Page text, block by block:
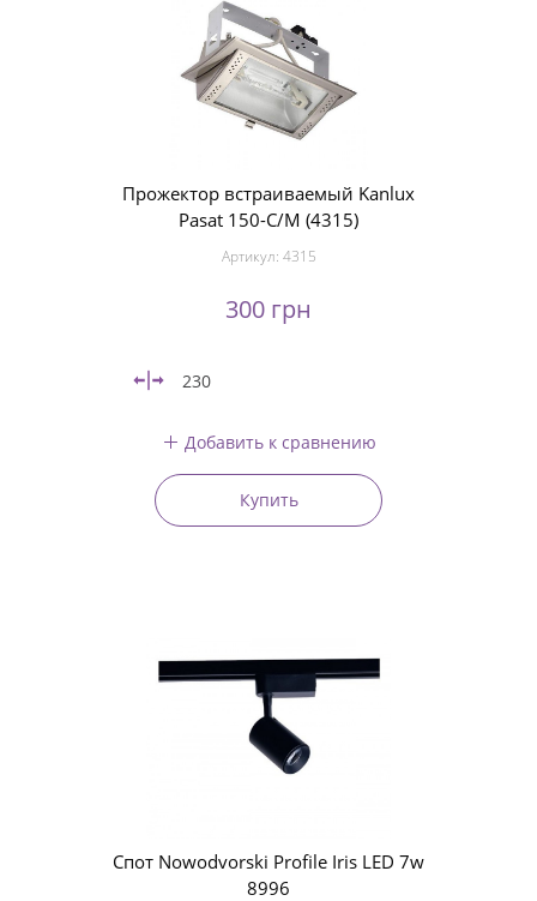
Прожектор встраиваемый Kanlux
Pasat 150-C/M (4315)
Артикул: 4315
300 грн
230
Добавить к сравнению
Купить
Спот Nowodvorski Profile Iris LED 7w
8996